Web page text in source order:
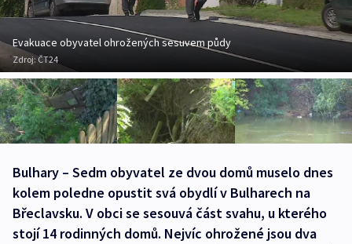
Evakuace obyvatel ohrožených sesuvem půdy
Zdroj: ČT24
Bulhary – Sedm obyvatel ze dvou domů muselo dnes
kolem poledne opustit svá obydlí v Bulharech na
Břeclavsku. V obci se sesouvá část svahu, u kterého
stojí 14 rodinných domů. Nejvíc ohrožené jsou dva